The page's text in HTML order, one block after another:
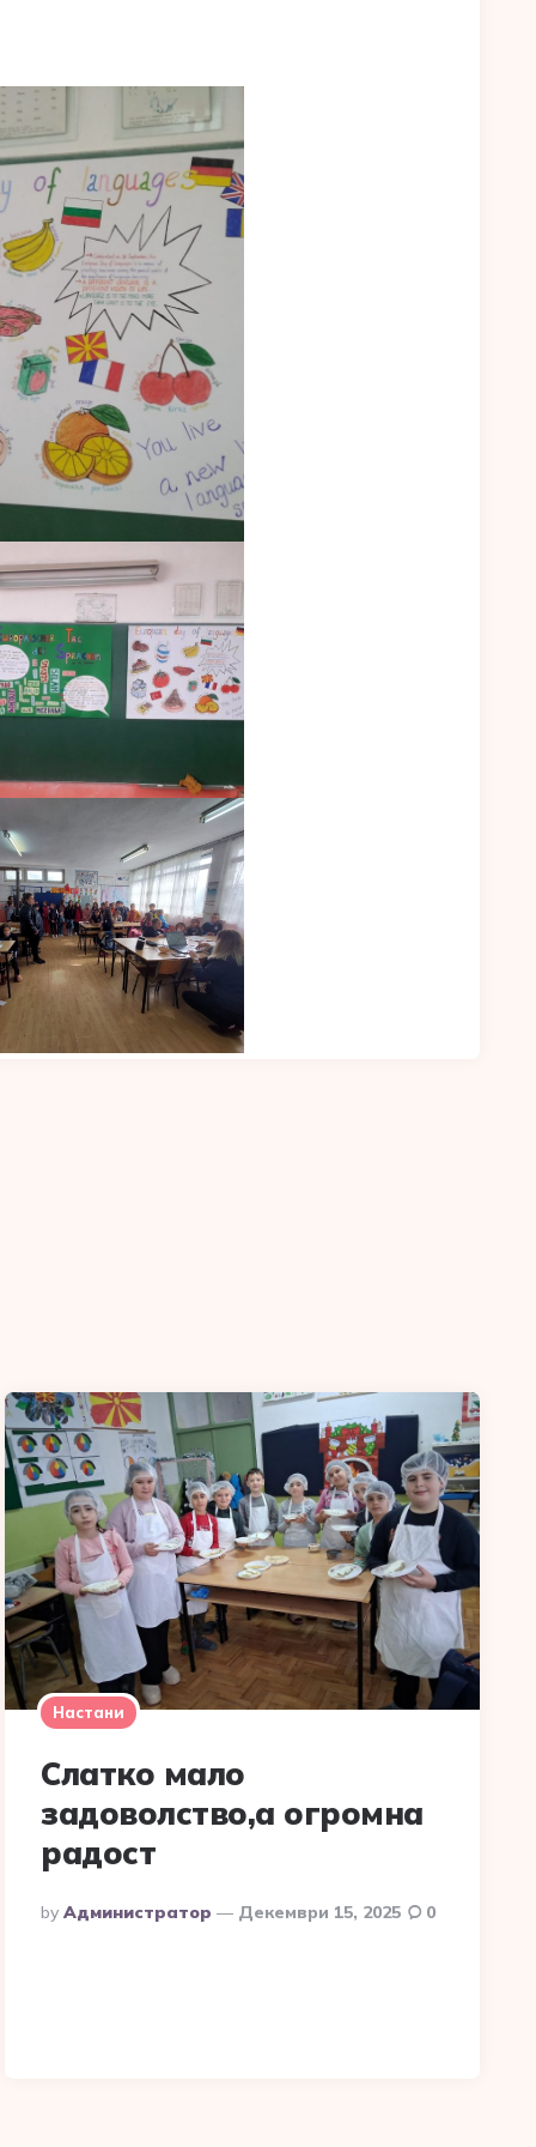
Настани
Слатко мало
задоволство,а огромна
радост
Posted
By
By Администратор Декември 15, 2025 0